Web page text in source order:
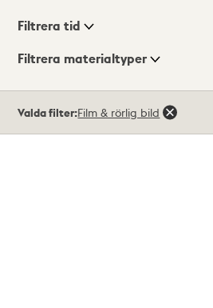
Visningsläge
Filtrera tid
Filtrera materialtyper
träffar
Valda filter:Film & rörlig bild